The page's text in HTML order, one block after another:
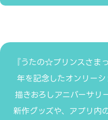
『うたの☆プリンスさ
年を記念したオンリー
描きおろしアニバーサリ
新作グッズや、アプリ内